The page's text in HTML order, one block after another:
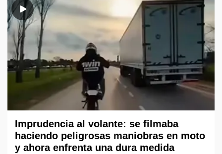
Imprudencia al volante: se filmaba
haciendo peligrosas maniobras en moto
y ahora enfrenta una dura medida